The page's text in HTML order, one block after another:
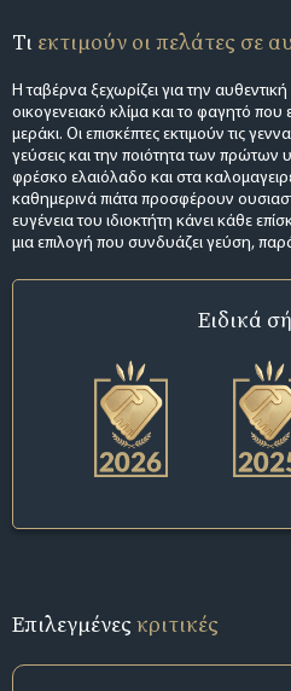
Τι εκτιμούν οι πελάτες σε
Η ταβέρνα ξεχωρίζει για την
οικογενειακό κλίμα και το φαγητό που
μεράκι. Οι επισκέπτες εκτιμούν τις
γεύσεις και την ποιότητα των πρώτων
φρέσκο ελαιόλαδο και στα
καθημερινά πιάτα προσφέρουν
ευγένεια του ιδιοκτήτη κάνει κάθε
μια επιλογή που συνδυάζει γεύση,
Ειδικά
Επιλεγμένεςκριτικές